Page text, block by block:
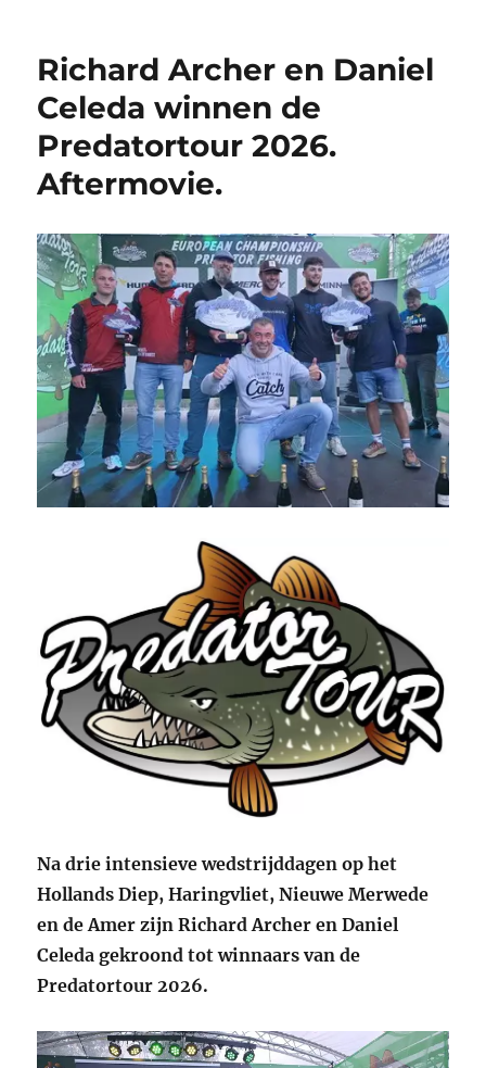
Richard Archer en Daniel
Celeda winnen de
Predatortour 2026.
Aftermovie.
Na drie intensieve wedstrijddagen op het
Hollands Diep, Haringvliet, Nieuwe Merwede
en de Amer zijn Richard Archer en Daniel
Celeda gekroond tot winnaars van de
Predatortour 2026.